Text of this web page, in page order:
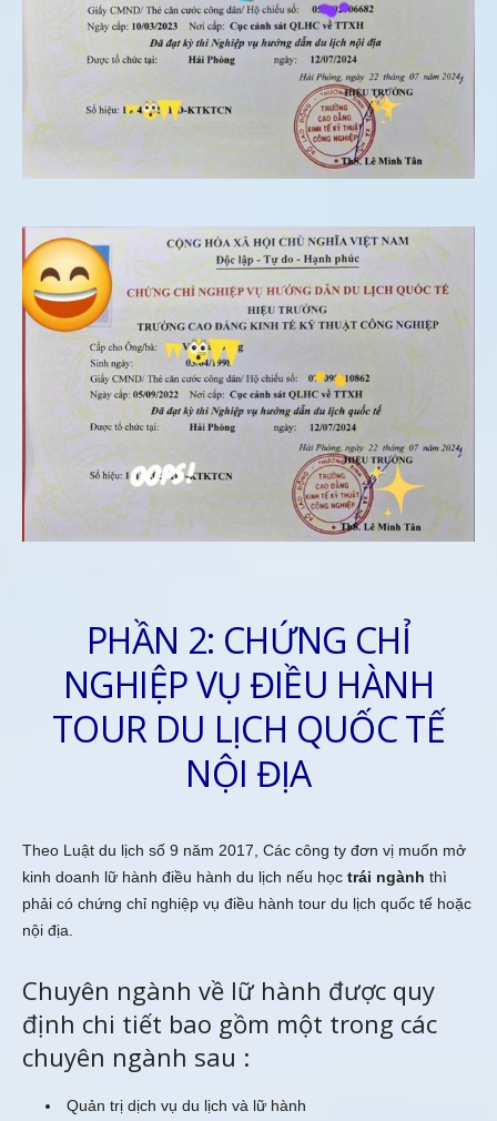
PHẦN 2: CHỨNG CHỈ
NGHIỆP VỤ ĐIỀU HÀNH
TOUR DU LỊCH QUỐC TẾ
NỘI ĐỊA
Theo Luật du lịch số 9 năm 2017, Các công ty đơn vị muốn mở
kinh doanh lữ hành điều hành du lịch nếu học trái ngành thì
phải có chứng chỉ nghiệp vụ điều hành tour du lịch quốc tế hoặc
nội địa.
Chuyên ngành về lữ hành được quy
định chi tiết bao gồm một trong các
chuyên ngành sau :
Quản trị dịch vụ du lịch và lữ hành